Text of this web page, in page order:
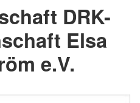
DRK-
Elsa
e.V.